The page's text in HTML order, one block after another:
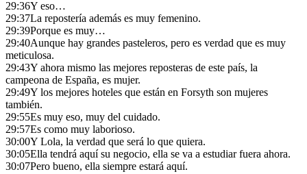
29:36Y eso…
29:37La repostería además es muy femenino.
29:39Porque es muy…
29:40Aunque hay grandes pasteleros, pero es verdad que es muy
meticulosa.
29:43Y ahora mismo las mejores reposteras de este país, la
campeona de España, es mujer.
29:49Y los mejores hoteles que están en Forsyth son mujeres
también.
29:55Es muy eso, muy del cuidado.
29:57Es como muy laborioso.
30:00Y Lola, la verdad que será lo que quiera.
30:05Ella tendrá aquí su negocio, ella se va a estudiar fuera ahora.
30:07Pero bueno, ella siempre estará aquí.